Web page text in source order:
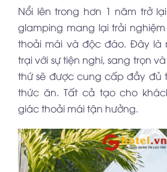
Nổi lên trong hơn 1 năm trở
glamping mang lại trải
thoải mái và độc đáo. Đây là
trại với sự tiện nghi, sang trọn
thứ sẽ được cung cấp đầy đủ
thức ăn. Tất cả tạo cho
giác thoải mái tận hưởng.